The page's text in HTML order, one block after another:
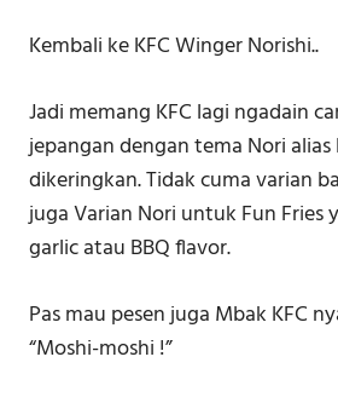
Kembali ke KFC Winger Norishi..
Jadi memang KFC lagi ngadain
jepangan dengan tema Nori
dikeringkan. Tidak cuma varian
juga Varian Nori untuk Fun Fries
garlic atau BBQ flavor.
Pas mau pesen juga Mbak KFC
“Moshi-moshi !”